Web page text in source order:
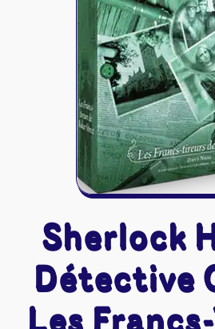
Naruto
Autres
Tapis de jeu
Sherlock
Détective